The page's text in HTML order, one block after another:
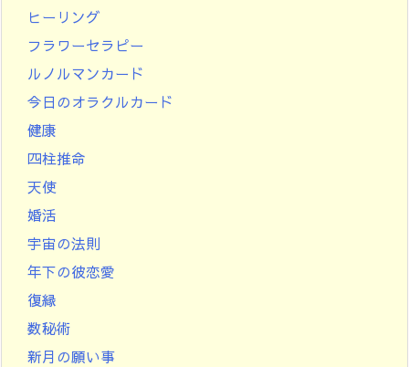
ヒーリング
フラワーセラピー
ルノルマンカード
今日のオラクルカード
健康
四柱推命
天使
婚活
宇宙の法則
年下の彼恋愛
復縁
数秘術
新月の願い事